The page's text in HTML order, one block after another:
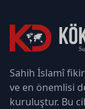
Sahih İslamî
ve en önemlisi
kuruluştur. Bu